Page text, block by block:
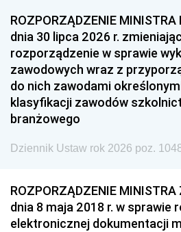
ROZPORZĄDZENIE MINISTRA
dnia 30 lipca 2026 r.
rozporządzenie w sprawie
zawodowych wraz z
do nich zawodami
klasyfikacji zawodów
branżowego
Dziennik Ustaw rok 2026 poz.
ROZPORZĄDZENIE MINISTRA
dnia 8 maja 2018 r. w sprawie
elektronicznej dokumentacji